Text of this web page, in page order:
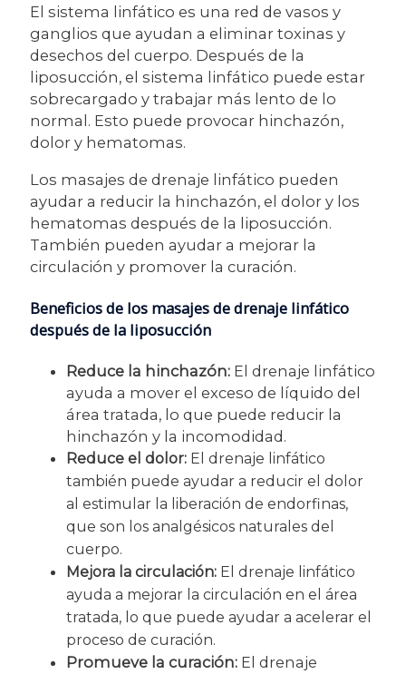
El sistema linfático es una red de vasos y
ganglios que ayudan a eliminar toxinas y
desechos del cuerpo. Después de la
liposucción, el sistema linfático puede estar
sobrecargado y trabajar más lento de lo
normal. Esto puede provocar hinchazón,
dolor y hematomas.
Los masajes de drenaje linfático pueden
ayudar a reducir la hinchazón, el dolor y los
hematomas después de la liposucción.
También pueden ayudar a mejorar la
circulación y promover la curación.
Beneficios de los masajes de drenaje linfático
después de la liposucción
Reduce la hinchazón: El drenaje linfático
ayuda a mover el exceso de líquido del
área tratada, lo que puede reducir la
hinchazón y la incomodidad.
Reduce el dolor: El drenaje linfático
también puede ayudar a reducir el dolor
al estimular la liberación de endorfinas,
que son los analgésicos naturales del
cuerpo.
Mejora la circulación: El drenaje linfático
ayuda a mejorar la circulación en el área
tratada, lo que puede ayudar a acelerar el
proceso de curación.
Promueve la curación: El drenaje